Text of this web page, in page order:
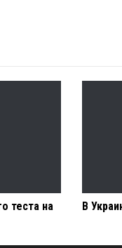
теста на
В